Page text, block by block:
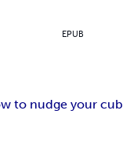
EPUB
to nudge your cub